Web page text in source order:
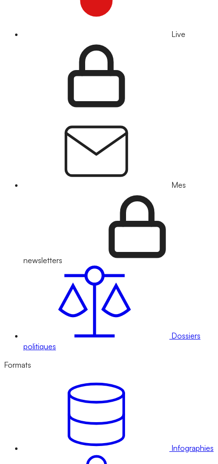
Live
Mes
newsletters
Dossiers
politiques
Formats
Infographies